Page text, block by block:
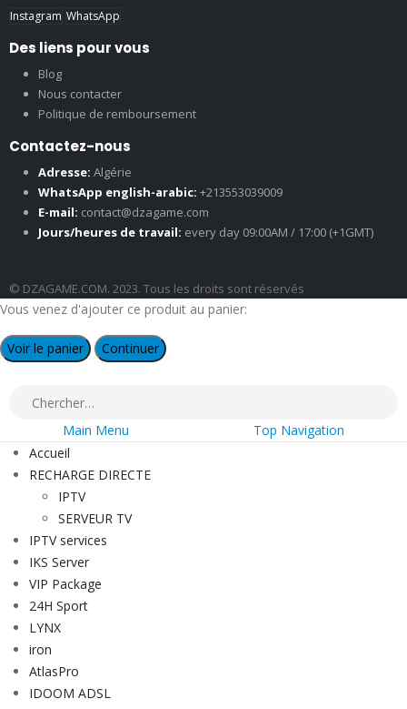
Instagram WhatsApp
Des liens pour vous
Blog
Nous contacter
Politique de remboursement
Contactez-nous
Adresse: Algérie
WhatsApp english-arabic: +213553039009
E-mail: contact@dzagame.com
Jours/heures de travail: every day 09:00AM / 17:00 (+1GMT)
© DZAGAME.COM. 2023. Tous les droits sont réservés
Vous venez d'ajouter ce produit au panier:
Voir le panier Continuer
Main Menu
Top Navigation
Accueil
RECHARGE DIRECTE
IPTV
SERVEUR TV
IPTV services
IKS Server
VIP Package
24H Sport
LYNX
iron
AtlasPro
IDOOM ADSL